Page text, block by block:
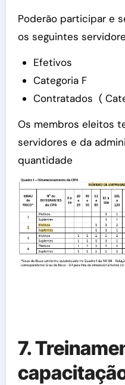
Poderão participar e
os seguintes
Efetivos
Categoria F
Contratados (
Os membros eleitos
servidores e da
quantidade
7.